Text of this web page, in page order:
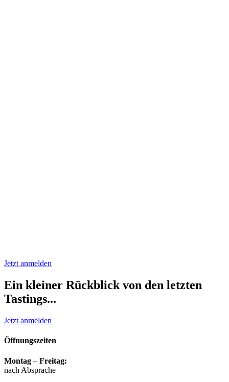
Jetzt anmelden
Ein kleiner Rückblick von den letzten
Tastings...
Jetzt anmelden
Öffnungszeiten
Montag – Freitag:
nach Absprache